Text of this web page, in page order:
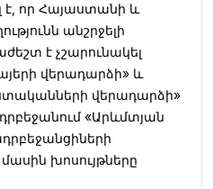
է, որ Հայաստանի և
անշրջելի
է չշարունակել
վերադարձի» և
վերադարձի»
«Արևմտյան
խոսույթները